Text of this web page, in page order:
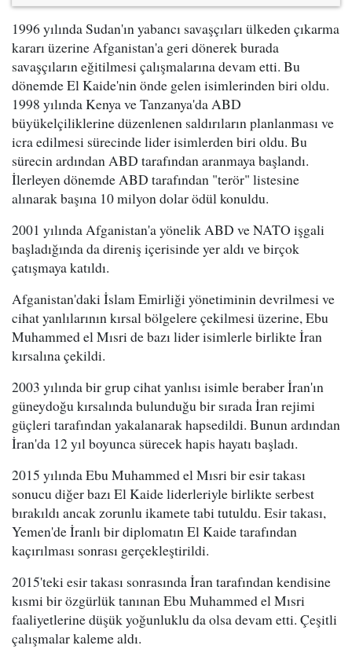
1996 yılında Sudan'ın yabancı savaşçıları ülkeden çıkarma
kararı üzerine Afganistan'a geri dönerek burada
savaşçıların eğitilmesi çalışmalarına devam etti. Bu
dönemde El Kaide'nin önde gelen isimlerinden biri oldu.
1998 yılında Kenya ve Tanzanya'da ABD
büyükelçiliklerine düzenlenen saldırıların planlanması ve
icra edilmesi sürecinde lider isimlerden biri oldu. Bu
sürecin ardından ABD tarafından aranmaya başlandı.
İlerleyen dönemde ABD tarafından "terör" listesine
alınarak başına 10 milyon dolar ödül konuldu.
2001 yılında Afganistan'a yönelik ABD ve NATO işgali
başladığında da direniş içerisinde yer aldı ve birçok
çatışmaya katıldı.
Afganistan'daki İslam Emirliği yönetiminin devrilmesi ve
cihat yanlılarının kırsal bölgelere çekilmesi üzerine, Ebu
Muhammed el Mısri de bazı lider isimlerle birlikte İran
kırsalına çekildi.
2003 yılında bir grup cihat yanlısı isimle beraber İran'ın
güneydoğu kırsalında bulunduğu bir sırada İran rejimi
güçleri tarafından yakalanarak hapsedildi. Bunun ardından
İran'da 12 yıl boyunca sürecek hapis hayatı başladı.
2015 yılında Ebu Muhammed el Mısri bir esir takası
sonucu diğer bazı El Kaide liderleriyle birlikte serbest
bırakıldı ancak zorunlu ikamete tabi tutuldu. Esir takası,
Yemen'de İranlı bir diplomatın El Kaide tarafından
kaçırılması sonrası gerçekleştirildi.
2015'teki esir takası sonrasında İran tarafından kendisine
kısmi bir özgürlük tanınan Ebu Muhammed el Mısri
faaliyetlerine düşük yoğunluklu da olsa devam etti. Çeşitli
çalışmalar kaleme aldı.